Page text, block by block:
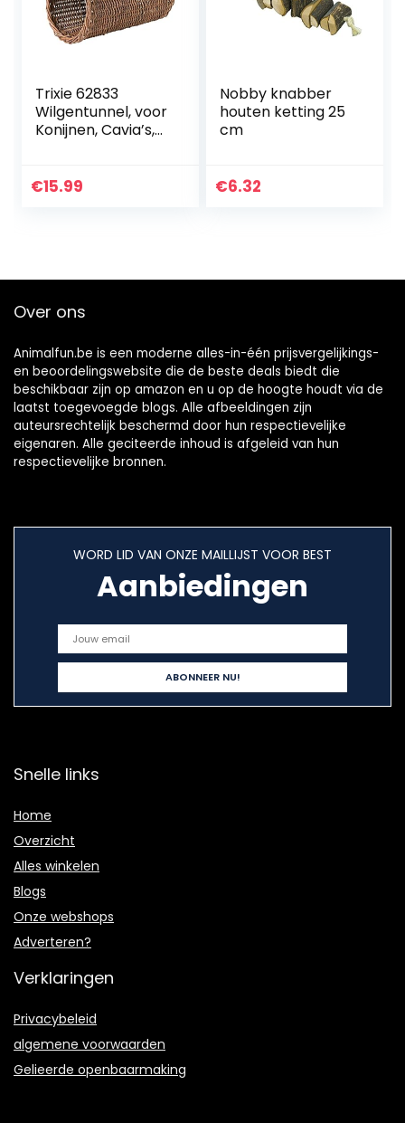
Trixie 62833
Wilgentunnel, voor
Konijnen, Cavia’s,
€15.99
Nobby knabber
houten ketting 25
cm
€6.32
Over ons
Animalfun.be is een moderne alles-in-één prijsvergelijkings-
en beoordelingswebsite die de beste deals biedt die
beschikbaar zijn op amazon en u op de hoogte houdt via de
laatst toegevoegde blogs. Alle afbeeldingen zijn
auteursrechtelijk beschermd door hun respectievelijke
eigenaren. Alle geciteerde inhoud is afgeleid van hun
respectievelijke bronnen.
WORD LID VAN ONZE MAILLIJST VOOR BEST
Aanbiedingen
Snelle links
Home
Overzicht
Alles winkelen
Blogs
Onze webshops
Adverteren?
Verklaringen
Privacybeleid
algemene voorwaarden
Gelieerde openbaarmaking